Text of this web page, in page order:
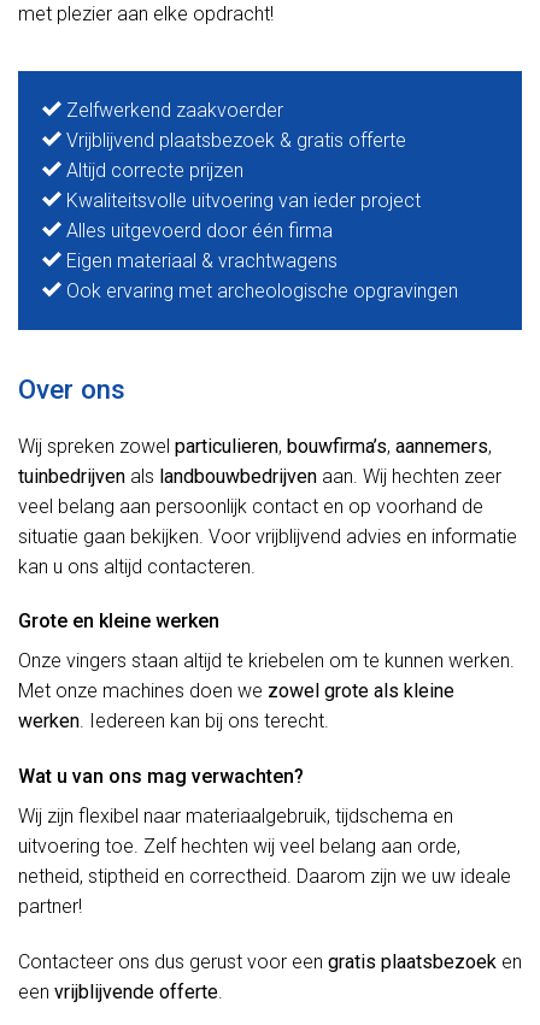
met plezier aan elke opdracht!
Zelfwerkend zaakvoerder
Vrijblijvend plaatsbezoek & gratis offerte
Altijd correcte prijzen
Kwaliteitsvolle uitvoering van ieder project
Alles uitgevoerd door één firma
Eigen materiaal & vrachtwagens
Ook ervaring met archeologische opgravingen
Over ons
Wij spreken zowel particulieren, bouwfirma’s, aannemers,
tuinbedrijven als landbouwbedrijven aan. Wij hechten zeer
veel belang aan persoonlijk contact en op voorhand de
situatie gaan bekijken. Voor vrijblijvend advies en informatie
kan u ons altijd contacteren.
Grote en kleine werken
Onze vingers staan altijd te kriebelen om te kunnen werken.
Met onze machines doen we zowel grote als kleine
werken. Iedereen kan bij ons terecht.
Wat u van ons mag verwachten?
Wij zijn flexibel naar materiaalgebruik, tijdschema en
uitvoering toe. Zelf hechten wij veel belang aan orde,
netheid, stiptheid en correctheid. Daarom zijn we uw ideale
partner!
Contacteer ons dus gerust voor een gratis plaatsbezoek en
een vrijblijvende offerte.